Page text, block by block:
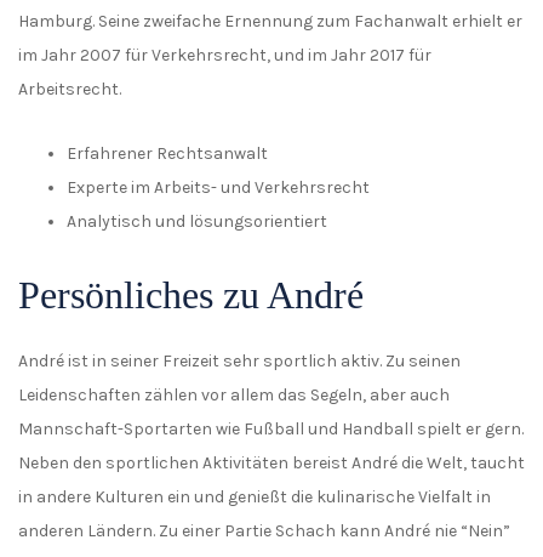
Hamburg. Seine zweifache Ernennung zum Fachanwalt erhielt er
im Jahr 2007 für Verkehrsrecht, und im Jahr 2017 für
Arbeitsrecht.
Erfahrener Rechtsanwalt
Experte im Arbeits- und Verkehrsrecht
Analytisch und lösungsorientiert
Persönliches zu André
André ist in seiner Freizeit sehr sportlich aktiv. Zu seinen
Leidenschaften zählen vor allem das Segeln, aber auch
Mannschaft-Sportarten wie Fußball und Handball spielt er gern.
Neben den sportlichen Aktivitäten bereist André die Welt, taucht
in andere Kulturen ein und genießt die kulinarische Vielfalt in
anderen Ländern. Zu einer Partie Schach kann André nie “Nein”